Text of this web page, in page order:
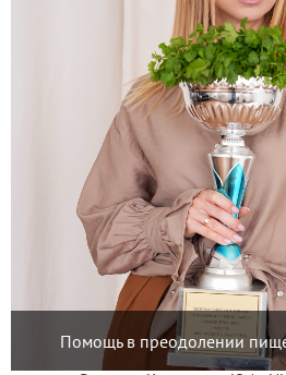
Помощь в преодолении